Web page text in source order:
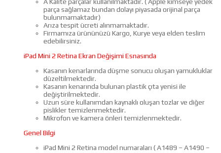
parça sağlamaz bundan dolayı piyasada orijinal parça
bulunmamaktadır)
Arıza tespit ücreti alınmamaktadır.
Firmamıza ürününüzü Kargo, Kurye veya elden teslim
edebilirsiniz.
iPad Mini 2 Retina Ekran Değişimi Esnasında
Kasanın kenarlarında düşme sonucu oluşan yamukluklar
düzeltilmektedir.
Kasanın kenarında bulunan plastik çıta yenisi ile
değiştirilmektedir.
Uzun süre kullanımdan kaynaklı oluşan tozlar ve diğer
pislikler temizlenmektedir.
Mikrofon ve kamera önleri temizlenmektedir.
Genel Bilgi
iPad Mini 2 Retina model numaraları ( A1489 – A1490 –